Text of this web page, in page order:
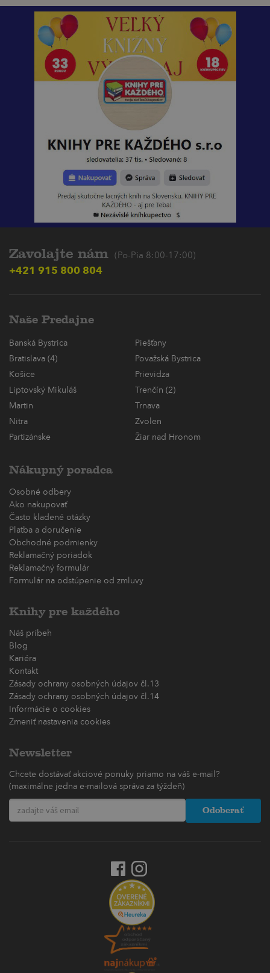
Zavolajte nám (Po-Pia 8:00-17:00)
+421 915 800 804
Naše Predajne
Banská Bystrica
Piešťany
Bratislava (4)
Považská Bystrica
Košice
Prievidza
Liptovský Mikuláš
Trenčín (2)
Martin
Trnava
Nitra
Zvolen
Partizánske
Žiar nad Hronom
Nákupný poradca
Osobné odbery
Ako nakupovať
Často kladené otázky
Platba a doručenie
Obchodné podmienky
Reklamačný poriadok
Reklamačný formulár
Formulár na odstúpenie od zmluvy
Knihy pre každého
Náš príbeh
Blog
Kariéra
Kontakt
Zásady ochrany osobných údajov čl.13
Zásady ochrany osobných údajov čl.14
Informácie o cookies
Zmeniť nastavenia cookies
Newsletter
Chcete dostávať akciové ponuky priamo na váš e-mail?
(maximálne jedna e-mailová správa za týždeň)
Odoberať